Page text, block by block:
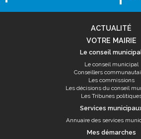
ACTUALITÉ
VOTRE MAIRIE
Le conseil
Le conseil municipal
Conseillers
Les commissions
Les décisions du conseil
Les Tribunes
Services
Annuaire des services
Mes démarches